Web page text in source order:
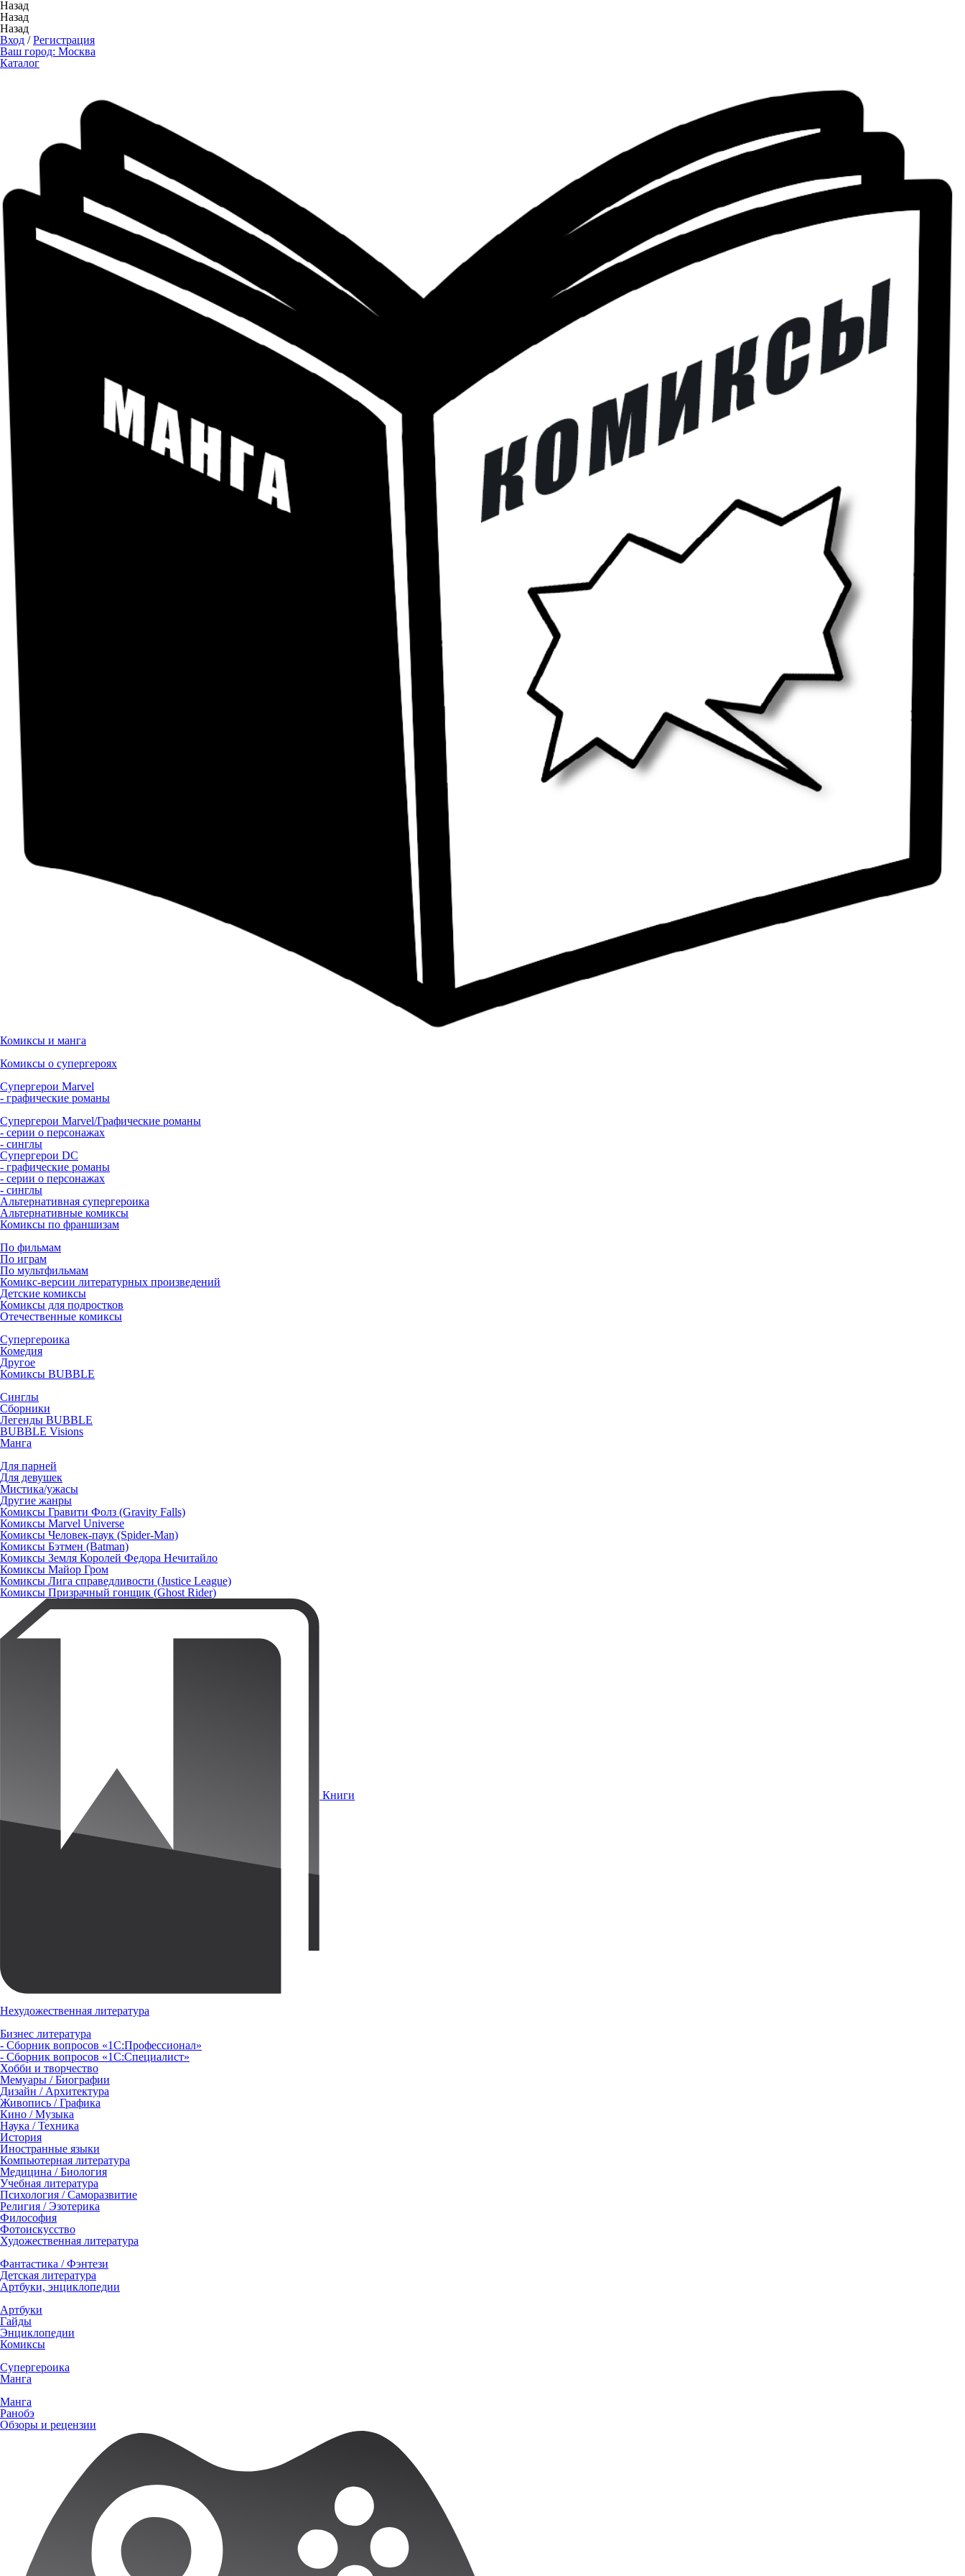
Назад
Назад
Назад
Вход /Регистрация
Ваш город: Москва
Каталог
Комиксы и манга
Комиксы о супергероях
Супергерои Marvel
- графические романы
Супергерои Marvel/Графические романы
- серии о персонажах
- синглы
Супергерои DC
- графические романы
- серии о персонажах
- синглы
Альтернативная супергероика
Альтернативные комиксы
Комиксы по франшизам
По фильмам
По играм
По мультфильмам
Комикс-версии литературных произведений
Детские комиксы
Комиксы для подростков
Отечественные комиксы
Супергероика
Комедия
Другое
Комиксы BUBBLE
Синглы
Сборники
Легенды BUBBLE
BUBBLE Visions
Манга
Для парней
Для девушек
Мистика/ужасы
Другие жанры
Комиксы Гравити Фолз (Gravity Falls)
Комиксы Marvel Universe
Комиксы Человек-паук (Spider-Man)
Комиксы Бэтмен (Batman)
Комиксы Земля Королей Федора Нечитайло
Комиксы Майор Гром
Комиксы Лига справедливости (Justice League)
Комиксы Призрачный гонщик (Ghost Rider)
Книги
Нехудожественная литература
Бизнес литература
- Сборник вопросов «1С:Профессионал»
- Сборник вопросов «1С:Специалист»
Хобби и творчество
Мемуары / Биографии
Дизайн / Архитектура
Живопись / Графика
Кино / Музыка
Наука / Техника
История
Иностранные языки
Компьютерная литература
Медицина / Биология
Учебная литература
Психология / Саморазвитие
Религия / Эзотерика
Философия
Фотоискусство
Художественная литература
Фантастика / Фэнтези
Детская литература
Артбуки, энциклопедии
Артбуки
Гайды
Энциклопедии
Комиксы
Супергероика
Манга
Манга
Ранобэ
Обзоры и рецензии